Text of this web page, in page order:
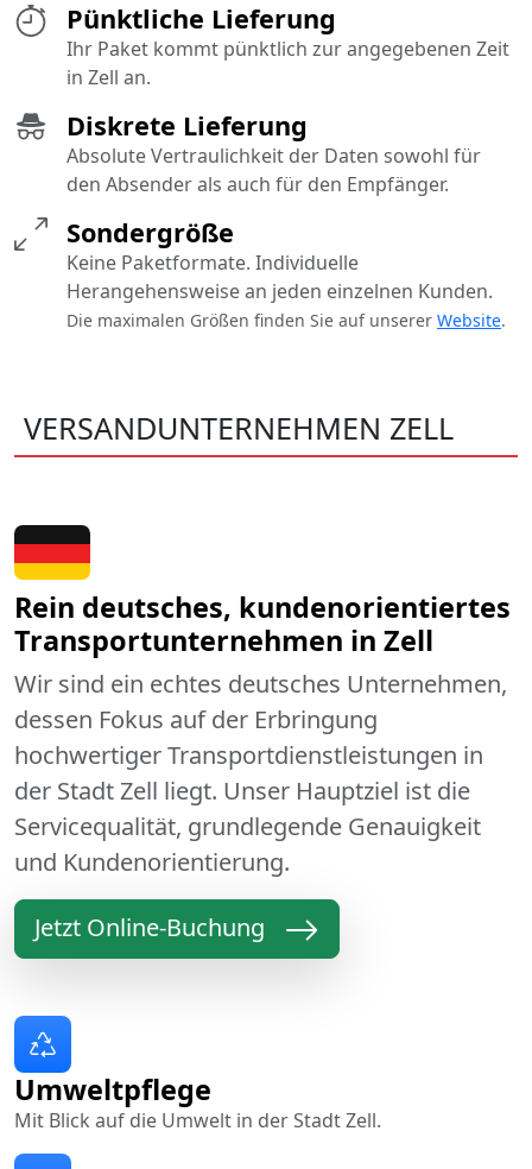
Pünktliche Lieferung
Ihr Paket kommt pünktlich zur angegebenen Zeit
in Zell an.
Diskrete Lieferung
Absolute Vertraulichkeit der Daten sowohl für
den Absender als auch für den Empfänger.
Sondergröße
Keine Paketformate. Individuelle
Herangehensweise an jeden einzelnen Kunden.
Die maximalen Größen finden Sie auf unserer Website.
VERSANDUNTERNEHMEN ZELL
Rein deutsches, kundenorientiertes
Transportunternehmen in Zell
Wir sind ein echtes deutsches Unternehmen,
dessen Fokus auf der Erbringung
hochwertiger Transportdienstleistungen in
der Stadt Zell liegt. Unser Hauptziel ist die
Servicequalität, grundlegende Genauigkeit
und Kundenorientierung.
Jetzt Online-Buchung
Umweltpflege
Mit Blick auf die Umwelt in der Stadt Zell.